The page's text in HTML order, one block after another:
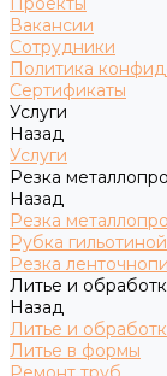
Вакансии
Сотрудники
Политика
Сертификаты
Услуги
Назад
Услуги
Резка
Назад
Резка
Рубка гильотиной
Резка
Литье и
Назад
Литье и
Литье в формы